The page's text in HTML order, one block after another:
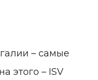
– самые
этого – ISV